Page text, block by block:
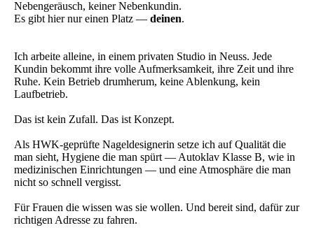
Nebengeräusch, keiner Nebenkundin.
Es gibt hier nur einen Platz — deinen.
Ich arbeite alleine, in einem privaten Studio in Neuss. Jede
Kundin bekommt ihre volle Aufmerksamkeit, ihre Zeit und ihre
Ruhe. Kein Betrieb drumherum, keine Ablenkung, kein
Laufbetrieb.
Das ist kein Zufall. Das ist Konzept.
Als HWK-geprüfte Nageldesignerin setze ich auf Qualität die
man sieht, Hygiene die man spürt — Autoklav Klasse B, wie in
medizinischen Einrichtungen — und eine Atmosphäre die man
nicht so schnell vergisst.
Für Frauen die wissen was sie wollen. Und bereit sind, dafür zur
richtigen Adresse zu fahren.